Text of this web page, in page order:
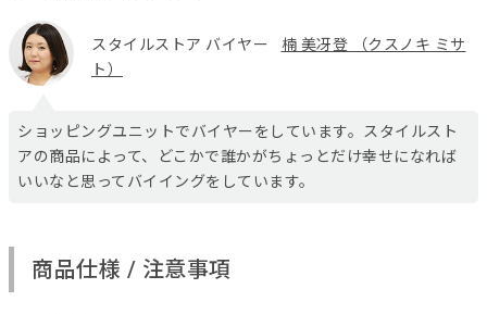
スタイルストア バイヤー
楠 美冴登 （クスノキ ミサ
ト）
ショッピングユニットでバイヤーをしています。スタイルスト
アの商品によって、どこかで誰かがちょっとだけ幸せになれば
いいなと思ってバイイングをしています。
商品仕様 / 注意事項